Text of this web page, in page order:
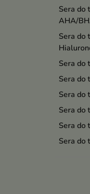
Sera do
AHA/
Sera do
Sera do
Sera do
Sera do
Sera do
Sera do
Sera do